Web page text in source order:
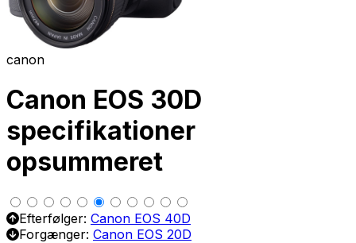
canon
Canon EOS 30D
specifikationer
opsummeret
Efterfølger: Canon EOS 40D
Forgænger: Canon EOS 20D